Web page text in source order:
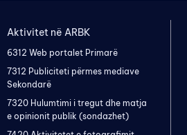
Aktivitet në ARBK
6312 Web portalet Primarë
7312 Publiciteti përmes mediave
Sekondarë
7320 Hulumtimi i tregut dhe matja
e opinionit publik (sondazhet)